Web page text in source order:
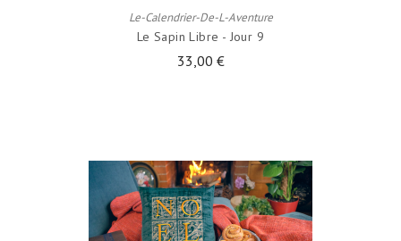
Le-Calendrier-De-L-Aventure
Le Sapin Libre - Jour 9
33,00 €